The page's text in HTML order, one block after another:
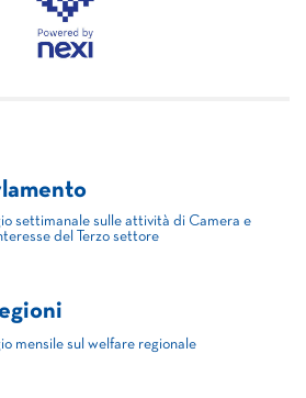
settimanale sulle attività di Camera e
del Terzo settore
mensile sul welfare regionale